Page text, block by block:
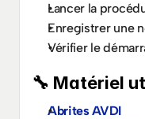
Lancer la
Enregistrer une
Vérifier le
🔧 Matériel
Abrites AVDI